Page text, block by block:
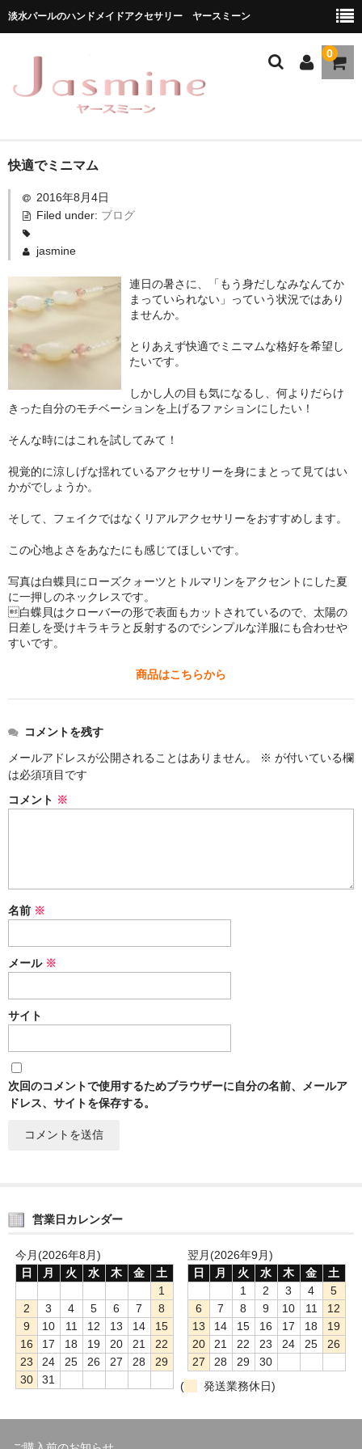
淡水パールのハンドメイドアクセサリー ヤースミーン
0
ホーム
商品一覧
★お勧め商品
メディア掲載
ブログ
お問い合わせ
快適でミニマム
2016年8月4日
Filed under: ブログ
jasmine
連日の暑さに、「もう身だしなみなんてか
まっていられない」っていう状況ではあり
ませんか。
とりあえず快適でミニマムな格好を希望し
たいです。
しかし人の目も気になるし、何よりだらけ
きった自分のモチベーションを上げるファションにしたい！
そんな時にはこれを試してみて！
視覚的に涼しげな揺れているアクセサリーを身にまとって見てはい
かがでしょうか。
そして、フェイクではなくリアルアクセサリーをおすすめします。
この心地よさをあなたにも感じてほしいです。
写真は白蝶貝にローズクォーツとトルマリンをアクセントにした夏
に一押しのネックレスです。
白蝶貝はクローバーの形で表面もカットされているので、太陽の
日差しを受けキラキラと反射するのでシンプルな洋服にも合わせや
すいです。
商品はこちらから
コメントを残す
メールアドレスが公開されることはありません。
※ が付いている欄
は必須項目です
コメント ※
名前 ※
メール ※
サイト
次回のコメントで使用するためブラウザーに自分の名前、メールア
ドレス、サイトを保存する。
営業日カレンダー
今月(2026年8月)
日
月 火 水 木 金
土
1
2
3 4 5 6 7
8
9
10 11 12 13 14
15
16
17 18 19 20 21
22
23
24 25 26 27 28
29
30
31
翌月(2026年9月)
日
月 火 水 木 金
土
1
2 3 4
5
6
7 8 9 10 11
12
13
14 15 16 17 18
19
20
21 22 23 24 25
26
27
28 29
30
(
発送業務休日)